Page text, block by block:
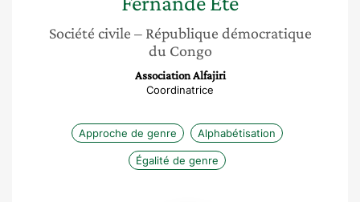
Société civile – République démocratique
du Congo
Association Alfajiri
Coordinatrice
Approche de genre Alphabétisation
Égalité de genre